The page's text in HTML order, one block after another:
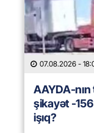
07.08.2026 -
AAYDA-
şikayət -156
işıq?